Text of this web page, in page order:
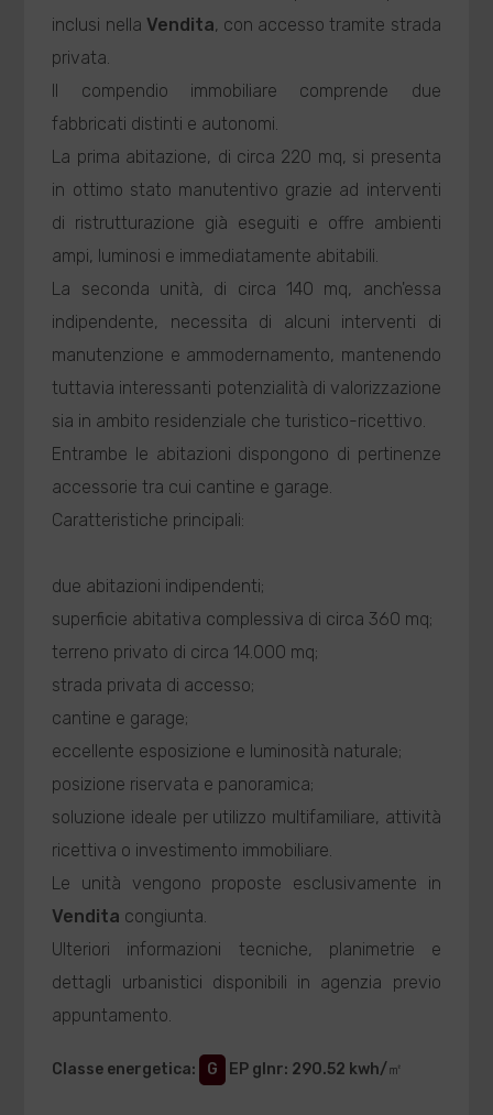
inclusi nella Vendita, con accesso tramite strada
privata.
Il compendio immobiliare comprende due
fabbricati distinti e autonomi.
La prima abitazione, di circa 220 mq, si presenta
in ottimo stato manutentivo grazie ad interventi
di ristrutturazione già eseguiti e offre ambienti
ampi, luminosi e immediatamente abitabili.
La seconda unità, di circa 140 mq, anch'essa
indipendente, necessita di alcuni interventi di
manutenzione e ammodernamento, mantenendo
tuttavia interessanti potenzialità di valorizzazione
sia in ambito residenziale che turistico-ricettivo.
Entrambe le abitazioni dispongono di pertinenze
accessorie tra cui cantine e garage.
Caratteristiche principali:
due abitazioni indipendenti;
superficie abitativa complessiva di circa 360 mq;
terreno privato di circa 14.000 mq;
strada privata di accesso;
cantine e garage;
eccellente esposizione e luminosità naturale;
posizione riservata e panoramica;
soluzione ideale per utilizzo multifamiliare, attività
ricettiva o investimento immobiliare.
Le unità vengono proposte esclusivamente in
Vendita congiunta.
Ulteriori informazioni tecniche, planimetrie e
dettagli urbanistici disponibili in agenzia previo
appuntamento.
Classe energetica: G EP glnr: 290.52 kwh/㎡